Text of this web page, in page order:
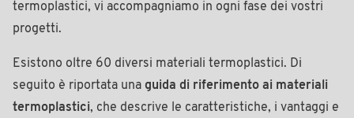
termoplastici, vi accompagniamo in ogni fase dei vostri
progetti.
Esistono oltre 60 diversi materiali termoplastici. Di
seguito è riportata una guida di riferimento ai materiali
termoplastici, che descrive le caratteristiche, i vantaggi e